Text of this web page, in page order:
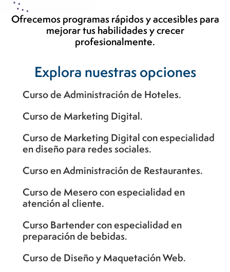
Ofrecemos programas rápidos y accesibles para
mejorar tus habilidades y crecer
profesionalmente.
Explora nuestras opciones
Curso de Administración de Hoteles.
Curso de Marketing Digital.
Curso de Marketing Digital con especialidad
en diseño para redes sociales.
Curso en Administración de Restaurantes.
Curso de Mesero con especialidad en
atención al cliente.
Curso Bartender con especialidad en
preparación de bebidas.
Curso de Diseño y Maquetación Web.